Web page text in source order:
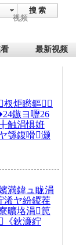
搜 索
视频
最新视频
杈炬矁鏂
鏃ヨ嚦26
触涓惧姙
綔鍑嗗灏
満鍏ュ眬涓
浠ヤ紛鍐茬
曠垎涓笢
《鈥濓紵